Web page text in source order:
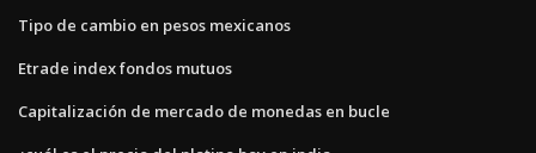
Tipo de cambio en pesos mexicanos
Etrade index fondos mutuos
Capitalización de mercado de monedas en bucle